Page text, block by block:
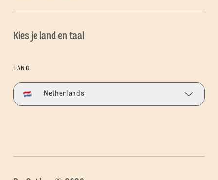
Kies je land en taal
LAND
Netherlands